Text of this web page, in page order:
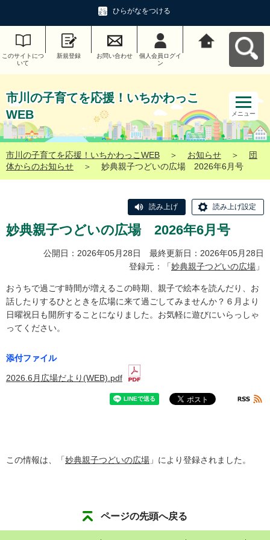
ひらがなをつける
このサイトにつ
いて
新規登録 お問い合わせ
個人会員ログイ
ン
市川の子育てを応援！いちかわっこ
WEB
メニュー
市川の子育てを応援！いちかわっこWEB ＞ お知らせ ＞
団
体からのお知らせ
＞ 妙典親子つどいの広場 2026年6月号
読み上げ 読み上げ設定
妙典親子つどいの広場 2026年6月号
公開日：2026年05月28日 最終更新日：2026年05月28日
登録元：「妙典親子つどいの広場 」
おうちで過ごす時間が増えるこの時期、親子で絵本を読んだり、お
話したりするひとときを広場に来て過ごしてみませんか？６月より
日曜祝日も開所することになりました。お気軽に遊びにいらっしゃ
ってください。
添付ファイル
2026.6月広場だより(WEB).pdf
この情報は、「妙典親子つどいの広場 」により登録されました。
ページの先頭へ戻る